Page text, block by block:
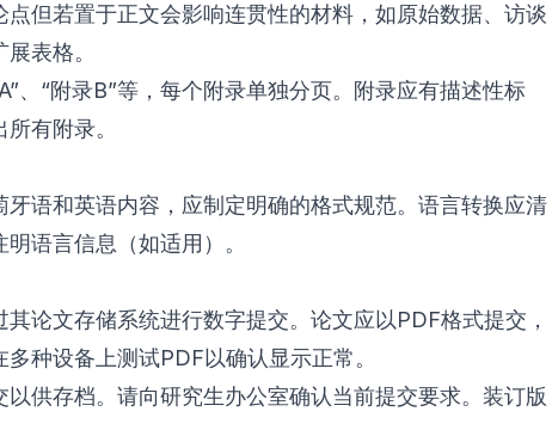
点但若置于正文会影响连贯性的材料，如原始数据、访谈
表格。
、“附录B”等，每个附录单独分页。附录应有描述性标
有附录。
牙语和英语内容，应制定明确的格式规范。语言转换应清
语言信息（如适用）。
其论文存储系统进行数字提交。论文应以PDF格式提交，
种设备上测试PDF以确认显示正常。
以供存档。请向研究生办公室确认当前提交要求。装订版